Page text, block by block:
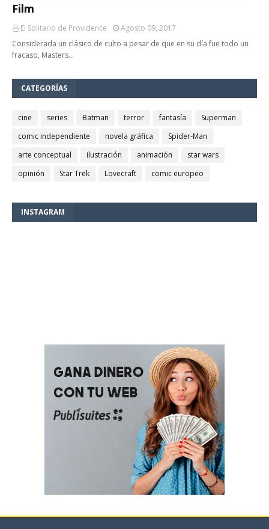
Film
El Solitario de Providence
Agosto 09, 2017
Considerada un clásico de culto a pesar de que en su día fue todo un
fracaso, Masters…
CATEGORÍAS
cine series Batman terror fantasía
Superman
comic independiente
novela gráfica
Spider-Man
arte conceptual
ilustración animación
star wars
opinión
Star Trek Lovecraft comic europeo
INSTAGRAM